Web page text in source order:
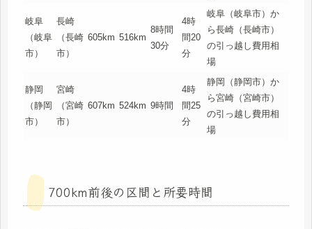
岐阜
（岐阜
市）
長崎
（長崎
市）
605km 516km
8時間
30分
4時
間20
分
岐阜（岐阜市）か
ら長崎（長崎市）
の引っ越し費用相
場
静岡
（静岡
市）
宮崎
（宮崎
市）
607km 524km 9時間
4時
間25
分
静岡（静岡市）か
ら宮崎（宮崎市）
の引っ越し費用相
場
700km前後の区間と所要時間